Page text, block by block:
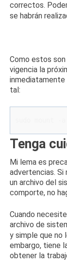
correctos.
se habrán
Como estos
vigencia la
inmediatamente
tal:
Tenga
Mi lema es
advertencias. Si
un archivo del
comporte, no
Cuando
archivo de
y simple que no
embargo, tiene
obtener la